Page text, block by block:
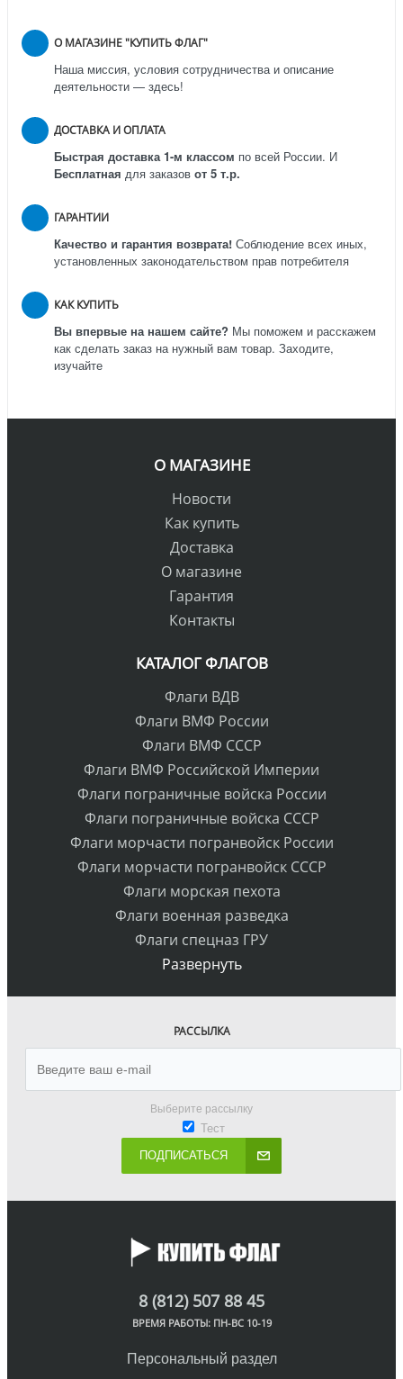
О МАГАЗИНЕ "КУПИТЬ ФЛАГ"
Наша миссия, условия сотрудничества и описание
деятельности — здесь!
ДОСТАВКА И ОПЛАТА
Быстрая доставка 1-м классом по всей России. И
Бесплатная для заказов от 5 т.р.
ГАРАНТИИ
Качество и гарантия возврата! Соблюдение всех иных,
установленных законодательством прав потребителя
КАК КУПИТЬ
Вы впервые на нашем сайте? Мы поможем и расскажем
как сделать заказ на нужный вам товар. Заходите,
изучайте
О МАГАЗИНЕ
Новости
Как купить
Доставка
О магазине
Гарантия
Контакты
КАТАЛОГ ФЛАГОВ
Флаги ВДВ
Флаги ВМФ России
Флаги ВМФ СССР
Флаги ВМФ Российской Империи
Флаги пограничные войска России
Флаги пограничные войска СССР
Флаги морчасти погранвойск России
Флаги морчасти погранвойск СССР
Флаги морская пехота
Флаги военная разведка
Флаги спецназ ГРУ
Развернуть
РАССЫЛКА
Выберите рассылку
Тест
ПОДПИСАТЬСЯ
8 (812) 507 88 45
ВРЕМЯ РАБОТЫ: ПН-ВС 10-19
Персональный раздел